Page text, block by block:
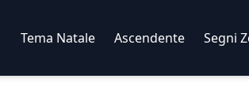
Tema Natale Ascendente Segni